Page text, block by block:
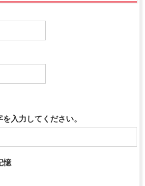
を入力してください。
憶